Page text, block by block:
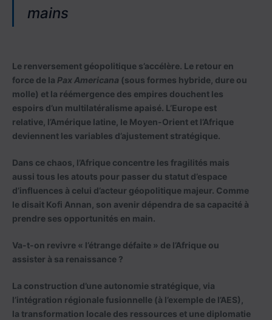
mains
Le renversement géopolitique s’accélère. Le retour en
force de la Pax Americana (sous formes hybride, dure ou
molle) et la réémergence des empires douchent les
espoirs d’un multilatéralisme apaisé. L’Europe est
relative, l’Amérique latine, le Moyen-Orient et l’Afrique
deviennent les variables d’ajustement stratégique.
Dans ce chaos, l’Afrique concentre les fragilités mais
aussi tous les atouts pour passer du statut d’espace
d’influences à celui d’acteur géopolitique majeur. Comme
le disait Kofi Annan, son avenir dépendra de sa capacité à
prendre ses opportunités en main.
Va-t-on revivre « l’étrange défaite » de l’Afrique ou
assister à sa renaissance ?
La construction d’une autonomie stratégique, via
l’intégration régionale fusionnelle (à l’exemple de l’AES),
la transformation locale des ressources et une diplomatie